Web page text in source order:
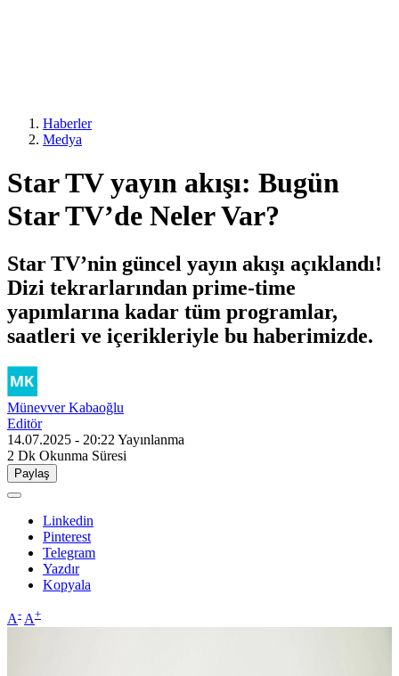
Haberler
Medya
Star TV yayın akışı: Bugün
Star TV’de Neler Var?
Star TV’nin güncel yayın akışı açıklandı!
Dizi tekrarlarından prime-time
yapımlarına kadar tüm programlar,
saatleri ve içerikleriyle bu haberimizde.
Münevver Kabaoğlu
Editör
14.07.2025 - 20:22 Yayınlanma
2 Dk Okunma Süresi
Paylaş
Linkedin
Pinterest
Telegram
Yazdır
Kopyala
A- A+